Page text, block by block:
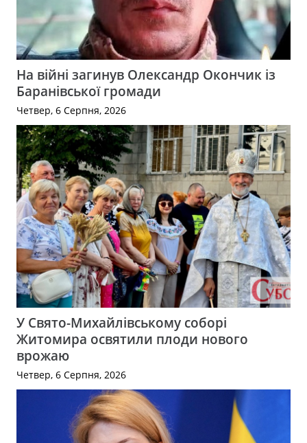
На війні загинув Олександр Окончик із
Баранівської громади
Четвер, 6 Серпня, 2026
У Свято-Михайлівському соборі
Житомира освятили плоди нового
врожаю
Четвер, 6 Серпня, 2026